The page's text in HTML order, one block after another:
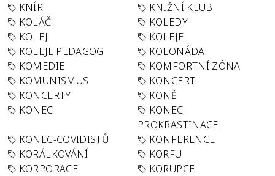
KNÍR
KNIŽNÍ KLUB
KOLÁČ
KOLEDY
KOLEJ
KOLEJE
KOLEJE PEDAGOG
KOLONÁDA
KOMEDIE
KOMFORTNÍ ZÓNA
KOMUNISMUS
KONCERT
KONCERTY
KONĚ
KONEC
KONEC
PROKRASTINACE
KONEC-COVIDISTŮ
KONFERENCE
KORÁLKOVÁNÍ
KORFU
KORPORACE
KORUPCE